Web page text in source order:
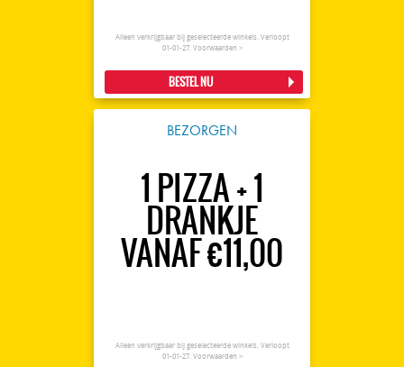
Alleen verkrijgbaar bij geselecteerde winkels. Verloopt
01-01-27. Voorwaarden >
BESTEL NU
BEZORGEN
1 PIZZA + 1
DRANKJE
VANAF €11,00
Alleen verkrijgbaar bij geselecteerde winkels. Verloopt
01-01-27. Voorwaarden >